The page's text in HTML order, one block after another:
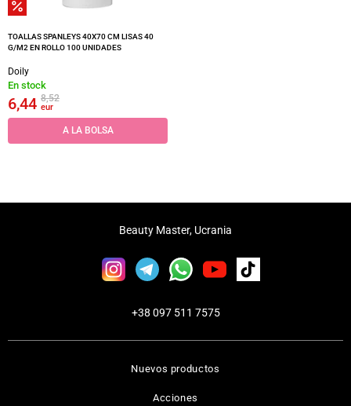
TOALLAS SPANLEYS 40X70 CM LISAS 40
G/M2 EN ROLLO 100 UNIDADES
Doily
En stock
6,44 8,52
eur
A LA BOLSA
Nuevos productos
Acciones
Beauty Master, Ucrania
+38 097 511 7575